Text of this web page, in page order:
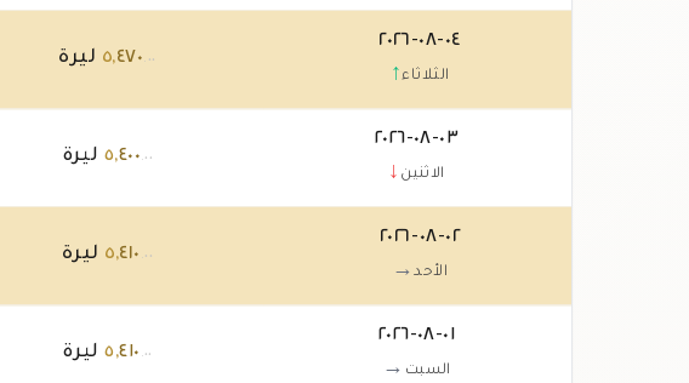
٠٤-٠٨-٢٠٢٦
الثلاثاء↑
٥,٤٧٠.٠٠ ليرة
٠٣-٠٨-٢٠٢٦
الاثنين ↓
٥,٤٠٠.٠٠ ليرة
٠٢-٠٨-٢٠٢٦
الأحد→
٥,٤١٠ .٠٠ ليرة
٠١-٠٨-٢٠٢٦
السبت →
٥,٤١٠ .٠٠ ليرة